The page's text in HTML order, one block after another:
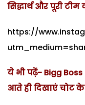
सिद्धार्थ और पूरी टीम
https://
ये भी पढ़ें- Bigg
आते ही दिखाएं चोट के